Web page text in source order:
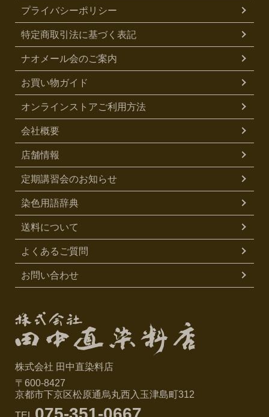
プライバシーポリシー
特定商取引法に基づく表記
ナオメール会のご案内
お買い物ガイド
オンラインストアご利用方法
会社概要
店舗情報
定期講習会のお知らせ
染色用語辞典
送料について
よくあるご質問
お問い合わせ
株式会社 田中直染料店
〒600-8427
京都市下京区松原通烏丸西入玉津島町312